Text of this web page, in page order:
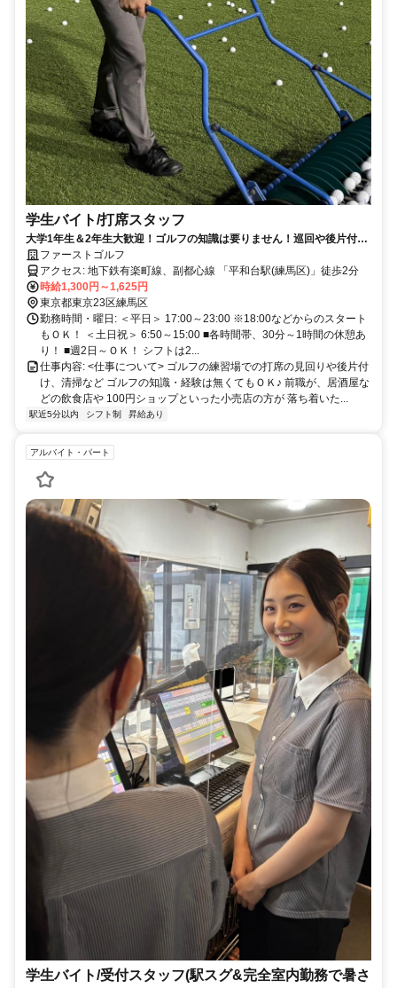
学生バイト/打席スタッフ
大学1年生＆2年生大歓迎！ゴルフの知識は要りません！巡回や後片付け
など、難しいことは無し！駅スグで通勤ラクラク☆
ファーストゴルフ
アクセス: 地下鉄有楽町線、副都心線 「平和台駅(練馬区)」徒歩2分
時給1,300円～1,625円
東京都東京23区練馬区
勤務時間・曜日: ＜平日＞ 17:00～23:00 ※18:00などからのスタート
もＯＫ！ ＜土日祝＞ 6:50～15:00 ■各時間帯、30分～1時間の休憩あ
り！ ■週2日～ＯＫ！ シフトは2...
仕事内容: <仕事について> ゴルフの練習場での打席の見回りや後片付
け、清掃など ゴルフの知識・経験は無くてもＯＫ♪ 前職が、居酒屋な
どの飲食店や 100円ショップといった小売店の方が 落ち着いた...
駅近5分以内 シフト制 昇給あり
アルバイト・パート
学生バイト/受付スタッフ(駅スグ&完全室内勤務で暑さ